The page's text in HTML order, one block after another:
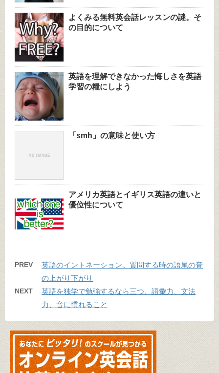
よくみる無料英会話レッスンの謎。そ
の目的について
英語を理解できなかった悔しさを英語
学習の糧にしよう
「smh」の意味と使い方
アメリカ英語とイギリス英語の違いと
優位性について
PREV
英語のイントネーション。質問する時の語尾の音
の上がり下がり
NEXT
英語を独学で勉強するなら三つ、語彙力、文法
力、音に慣れること